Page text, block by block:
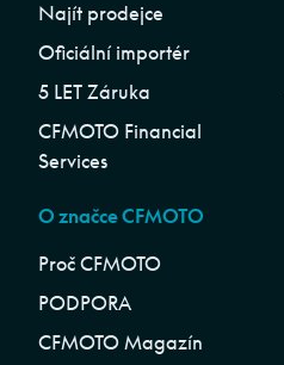
Najít prodejce
Oficiální importér
5 LET Záruka
CFMOTO Financial
Services
O značce CFMOTO
Proč CFMOTO
PODPORA
CFMOTO Magazín